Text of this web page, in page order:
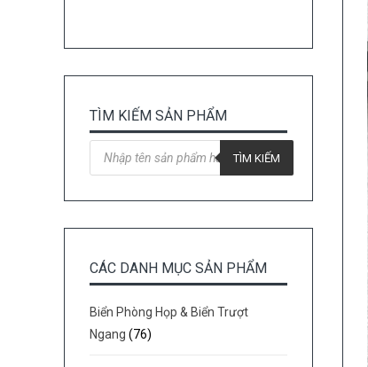
TÌM KIẾM SẢN PHẨM
Tìm
kiếm
TÌM KIẾM
CÁC DANH MỤC SẢN PHẨM
Biển Phòng Họp & Biển Trượt
Ngang (76)